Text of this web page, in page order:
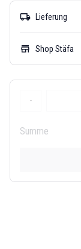
local_shipping Lieferung
store Shop Stäfa
-
Summe